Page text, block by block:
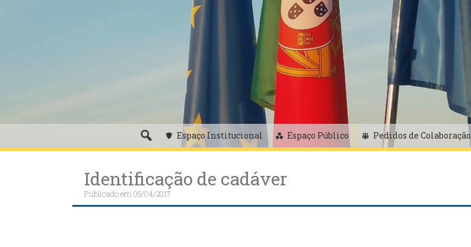
Espaço Institucional Espaço Público Pedidos de Colaboração
Identificação de cadáver
Publicado em05/04/2017